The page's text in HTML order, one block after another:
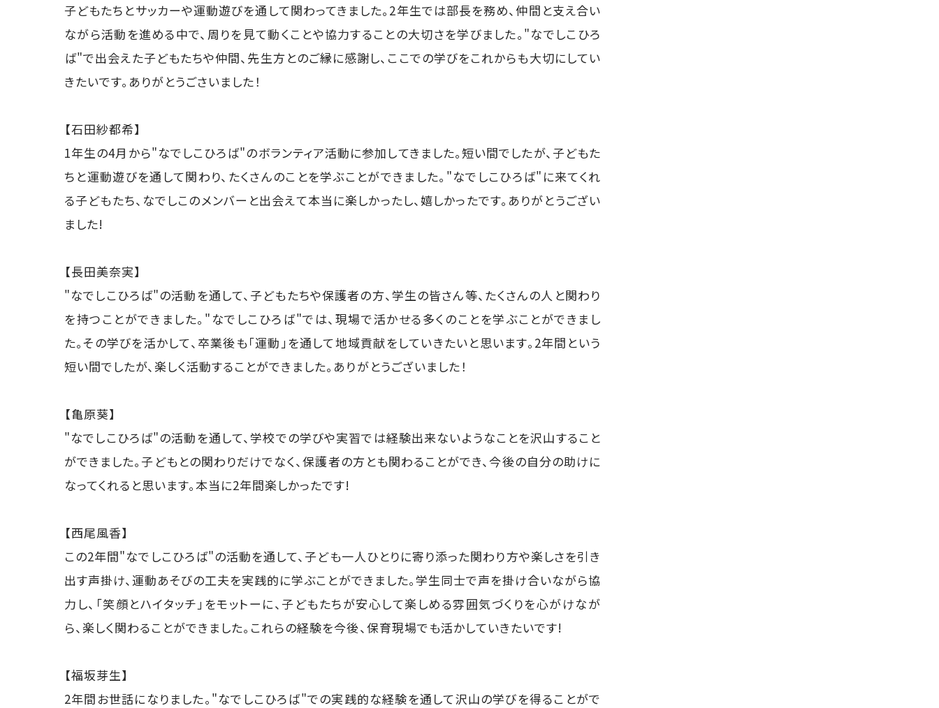
子どもたちとサッカーや運動遊びを通して関わってきました。2年生では部長を務め、仲間と支え合い
ながら活動を進める中で、周りを見て動くことや協力することの大切さを学びました。"なでしこひろ
ば"で出会えた子どもたちや仲間、先生方とのご縁に感謝し、ここでの学びをこれからも大切にしてい
きたいです。ありがとうごさいました！
【石田紗都希】
1年生の4月から"なでしこひろば"のボランティア活動に参加してきました。短い間でしたが、子どもた
ちと運動遊びを通して関わり、たくさんのことを学ぶことができました。"なでしこひろば"に来てくれ
る子どもたち、なでしこのメンバーと出会えて本当に楽しかったし、嬉しかったです。ありがとうござい
ました!
【長田美奈実】
"なでしこひろば"の活動を通して、子どもたちや保護者の方、学生の皆さん等、たくさんの人と関わり
を持つことができました。"なでしこひろば"では、現場で活かせる多くのことを学ぶことができまし
た。その学びを活かして、卒業後も「運動」を通して地域貢献をしていきたいと思います。2年間という
短い間でしたが、楽しく活動することができました。ありがとうございました！
【亀原葵】
"なでしこひろば"の活動を通して、学校での学びや実習では経験出来ないようなことを沢山すること
ができました。子どもとの関わりだけでなく、保護者の方とも関わることができ、今後の自分の助けに
なってくれると思います。本当に2年間楽しかったです!
【西尾風香】
この2年間"なでしこひろば"の活動を通して、子ども一人ひとりに寄り添った関わり方や楽しさを引き
出す声掛け、運動あそびの工夫を実践的に学ぶことができました。学生同士で声を掛け合いながら協
力し、「笑顔とハイタッチ」をモットーに、子どもたちが安心して楽しめる雰囲気づくりを心がけなが
ら、楽しく関わることができました。これらの経験を今後、保育現場でも活かしていきたいです!
【福坂芽生】
2年間お世話になりました。"なでしこひろば"での実践的な経験を通して沢山の学びを得ることがで